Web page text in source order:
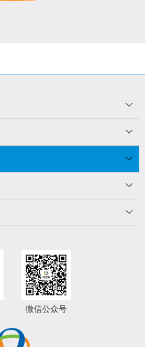
微信公众号